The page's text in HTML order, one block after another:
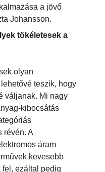
a jövő
Johansson.
tökéletesek a
olyan
teszik, hogy
váljanak. Mi nagy
kibocsátás
révén. A
áram
kevesebb
ezáltal pedig